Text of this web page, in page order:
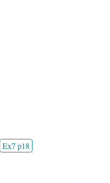
Ex7 p18